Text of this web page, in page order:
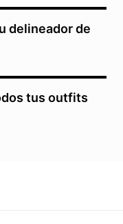
delineador de
tus outfits